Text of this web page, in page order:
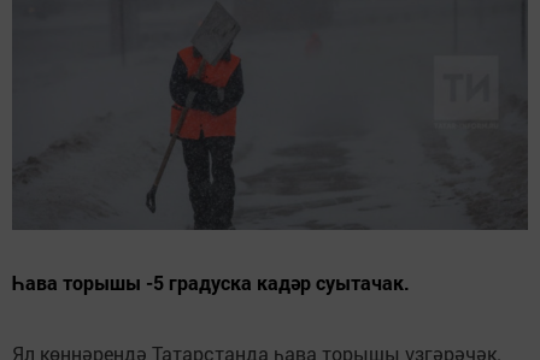
Һава торышы -5 градуска кадәр суытачак.
Ял көннәрендә Татарстанда һава торышы үзгәрәчәк.